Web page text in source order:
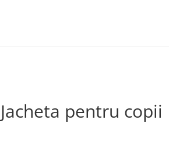
Jacheta pentru copii